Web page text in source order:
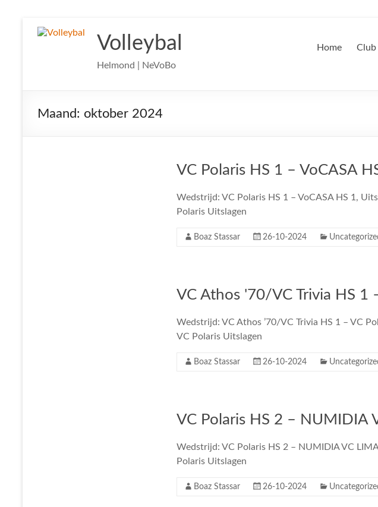
naar
Volleybal
Helmond | NeVoBo
Home Club
Maand: oktober 2024
VC Polaris HS 1 – VoCASA
Wedstrijd: VC Polaris HS 1 – VoCASA HS 1,
Polaris Uitslagen
Boaz Stassar 26-10-2024
VC Athos '70/VC Trivia HS 1
Wedstrijd: VC Athos ’70/VC Trivia HS 1 – VC
VC Polaris Uitslagen
Boaz Stassar 26-10-2024
VC Polaris HS 2 – NUMIDIA
Wedstrijd: VC Polaris HS 2 – NUMIDIA VC
Polaris Uitslagen
Boaz Stassar 26-10-2024